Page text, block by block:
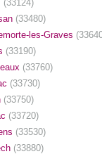
(33124)
(33480)
les-Graves
(33190)
(33760)
(33730)
(33750)
(33720)
(33530)
(33880)